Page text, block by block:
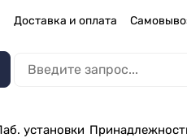
Доставка и оплата
установки